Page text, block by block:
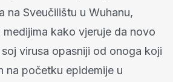
na Sveučilištu u Wuhanu,
kako vjeruje da novo
virusa opasniji od onoga koji
na početku epidemije u